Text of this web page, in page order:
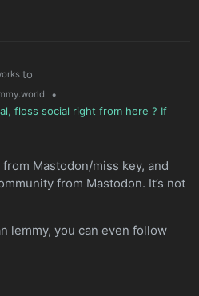
to
•
floss social right from here ? If
Mastodon/miss key, and
from Mastodon. It’s not
lemmy, you can even follow